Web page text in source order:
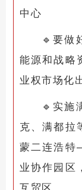
中心
🔹要做
能源和战略
业权市场化
🔹 实施
克、满都拉
蒙二连浩特
业协作园区